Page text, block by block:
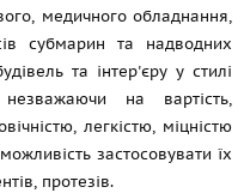
медичного обладнання,
субмарин та надводних
та інтер'єру у стилі
на вартість,
легкістю, міцністю
застосовувати їх
протезів.